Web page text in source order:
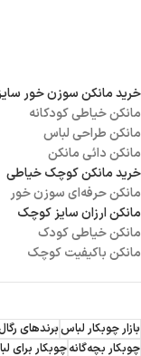
خرید مانکن سوزن خور
مانکن خیاطی کودکانه
مانکن طراحی لباس
مانکن دائی مانکن
خرید مانکن کوچک خیاطی
مانکن حرفه‌ای سوزن خور
مانکن ارزان سایز کوچک
مانکن خیاطی کودک
مانکن باکیفیت کوچک
بازار چوبکار لباسبرندهای
چوبکار بچه‌گانهچوبکار برای